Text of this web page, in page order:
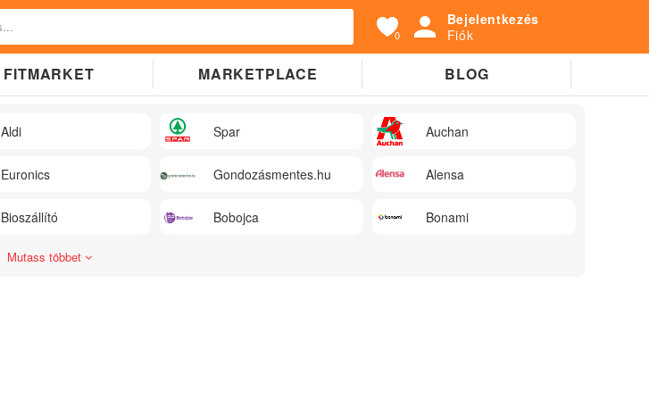
0
Bejelentkezés
Fiók
FITMARKET MARKETPLACE BLOG
Aldi Spar Auchan
Euronics Gondozásmentes.hu Alensa
Bioszállító Bobojca Bonami
Mutass többet